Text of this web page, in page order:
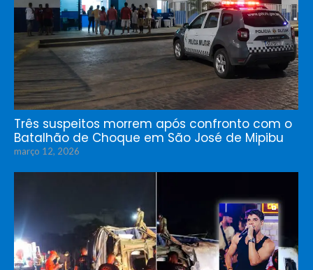
Três suspeitos morrem após confronto com o
Batalhão de Choque em São José de Mipibu
março 12, 2026